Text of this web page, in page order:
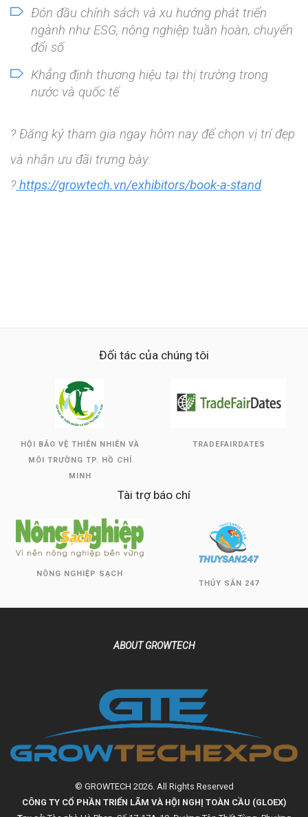
Đón đầu chính sách và xu hướng phát triển
ngành như ESG, nông nghiệp tuần hoàn, chuyển
đổi số
Khẳng định thương hiệu tại thị trường trong
nước và quốc tế
? Đăng ký tham gia ngay hôm nay để chọn vị trí đẹp
và nhận ưu đãi trưng bày:
? https://growtech.vn/exhibitors/book-a-stand
Đối tác của chúng tôi
HỘI BẢO VỆ THIÊN NHIÊN VÀ
MÔI TRƯỜNG TP. HỒ CHÍ
MINH
TRADEFAIRDATES
Tài trợ báo chí
NÔNG NGHIỆP SẠCH
THỦY SẢN 247
ABOUT GROWTECH
© GROWTECH 2026. All Rights Reserved
CÔNG TY CỔ PHẦN TRIỂN LÃM VÀ HỘI NGHỊ TOÀN CẦU (GLOEX)